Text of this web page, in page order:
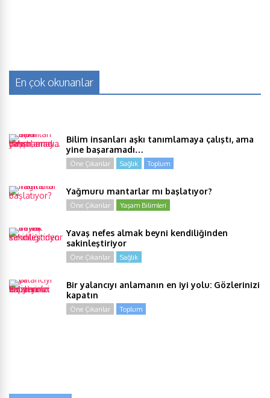
En çok okunanlar
Bilim insanları aşkı tanımlamaya çalıştı, ama
yine başaramadı…
Öne Çıkanlar Sağlık Toplum
Yağmuru mantarlar mı başlatıyor?
Öne Çıkanlar Yaşam Bilimleri
Yavaş nefes almak beyni kendiliğinden
sakinleştiriyor
Öne Çıkanlar Sağlık
Bir yalancıyı anlamanın en iyi yolu: Gözlerinizi
kapatın
Öne Çıkanlar Toplum